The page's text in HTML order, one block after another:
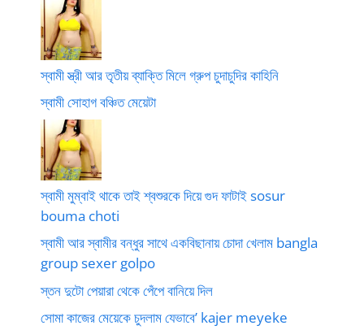
স্বামী স্ত্রী আর তৃতীয় ব্যাক্তি মিলে গ্রুপ চুদাচুদির কাহিনি
স্বামী সোহাগ বঞ্চিত মেয়েটা
স্বামী মুম্বাই থাকে তাই শ্বশুরকে দিয়ে গুদ ফাটাই sosur
bouma choti
স্বামী আর স্বামীর বন্ধুর সাথে একবিছানায় চোদা খেলাম bangla
group sexer golpo
স্তন দুটো পেয়ারা থেকে পেঁপে বানিয়ে দিল
সোমা কাজের মেয়েকে চুদলাম যেভাবে’ kajer meyeke